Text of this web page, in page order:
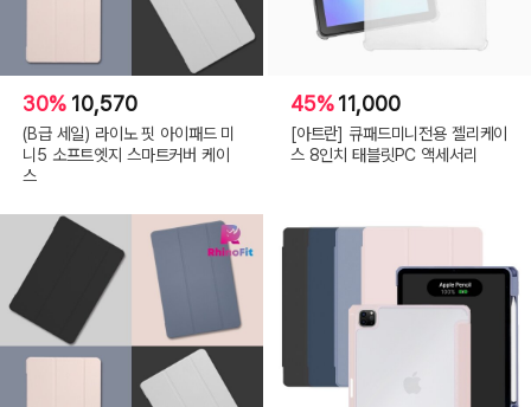
30% 10,570
(B급 세일) 라이노 핏 아이패드 미
니5 소프트엣지 스마트커버 케이
스
45%11,000
[아트란] 큐패드미니전용 젤리케이
스 8인치 태블릿PC 액세서리